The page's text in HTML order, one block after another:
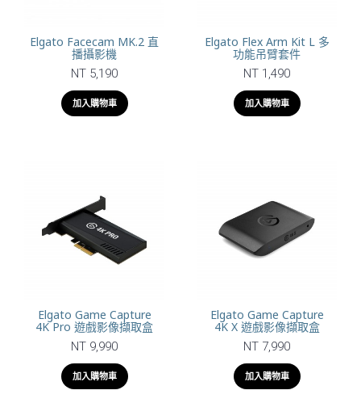
Elgato Facecam MK.2 直
播攝影機
NT 5,190
加入購物車
Elgato Flex Arm Kit L 多
功能吊臂套件
NT 1,490
加入購物車
Elgato Game Capture
4K Pro 遊戲影像擷取盒
NT 9,990
加入購物車
Elgato Game Capture
4K X 遊戲影像擷取盒
NT 7,990
加入購物車